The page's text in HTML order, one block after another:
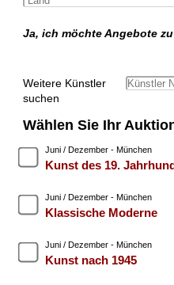
Ja, ich möchte Angebote zu
Weitere Künstler
suchen
Wählen Sie Ihr
Juni / Dezember - München
Kunst des 19.
Juni / Dezember - München
Klassische Moderne
Juni / Dezember - München
Kunst nach 1945